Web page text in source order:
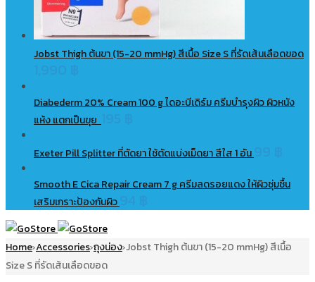
Jobst Thigh ต้นขา (15-20 mmHg) สีเนื้อ Size S ที่รัดเส้นเลือดขอด
Diabederm 20% Cream 100 g ไดอะบีเดิร์ม ครีมบำรุงผิว ผิวหนัง
แห้ง แตกเป็นขุย
Exeter Pill Splitter ที่ตัดยา ใช้ตัดแบ่งเม็ดยา สีใส 1 อัน
Smooth E Cica Repair Cream 7 g ครีมลดรอยแดง ให้ผิวชุ่มชื้น
เสริมเกราะป้องกันผิว
Home›Accessories›ถุงน่อง›Jobst Thigh ต้นขา (15-20 mmHg) สีเนื้อ
Size S ที่รัดเส้นเลือดขอด